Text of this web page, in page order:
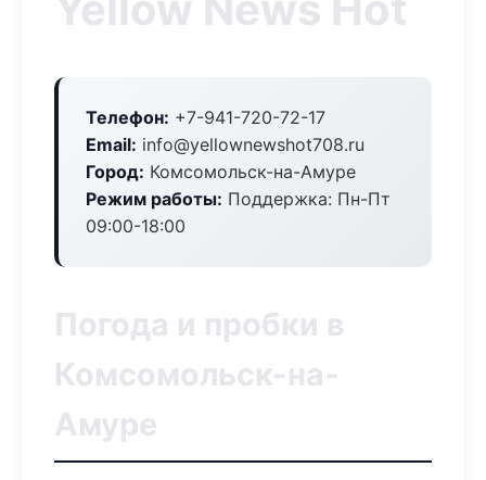
Телефон: +7-941-720-72-17
Email: info@yellownewshot708.ru
Город: Комсомольск-на-Амуре
Режим работы: Поддержка: Пн-Пт
09:00-18:00
Погода и пробки в
Комсомольск-на-
Амуре